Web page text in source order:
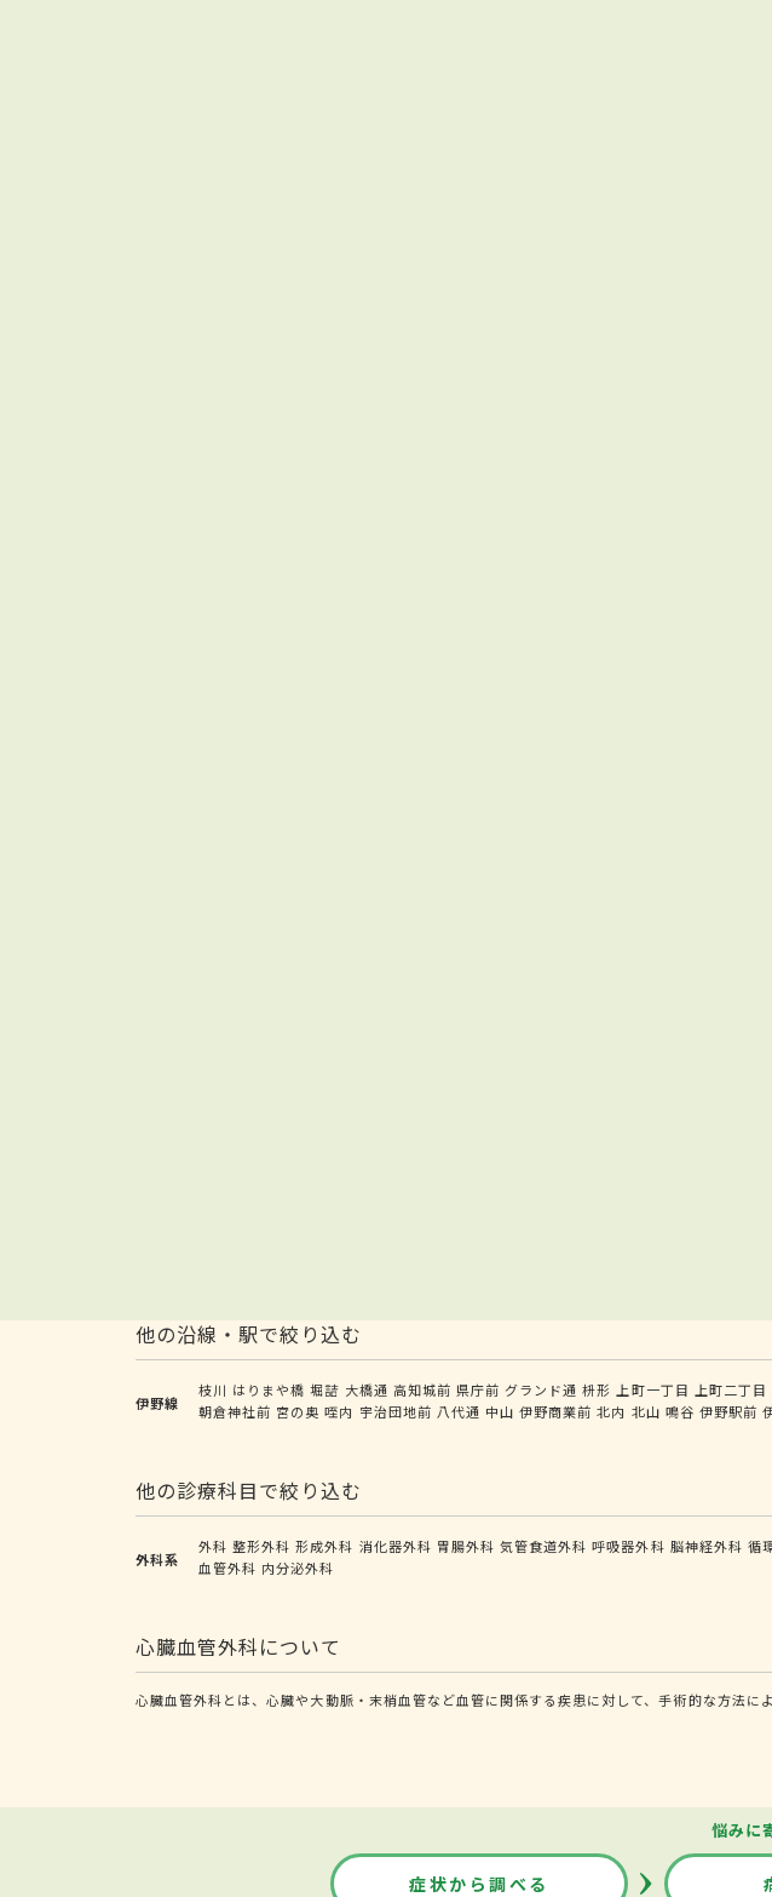
他の沿線・駅で絞り込む
伊野線
枝川 はりまや橋 堀詰 大橋通 高知城前 県庁前 グランド通 枡形 上町一丁目 上町二丁目
朝倉神社前 宮の奥 咥内 宇治団地前 八代通 中山 伊野商業前 北内 北山 鳴谷 伊野駅前
他の診療科目で絞り込む
外科系
外科 整形外科 形成外科 消化器外科 胃腸外科 気管食道外科 呼吸器外科 脳神経外科 循
血管外科 内分泌外科
心臓血管外科について
心臓血管外科とは、心臓や大動脈・末梢血管など血管に関係する疾患に対して、手術的な方法に
悩みに
症状から調べる